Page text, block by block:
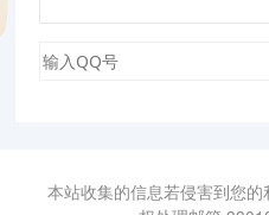
本站收集的信息若侵害到您